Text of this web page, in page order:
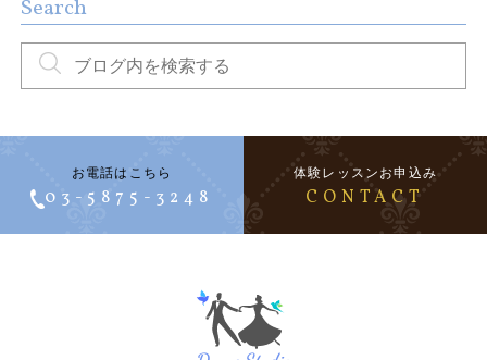
Search
お電話はこちら
03-5875-3248
体験レッスンお申込み
CONTACT